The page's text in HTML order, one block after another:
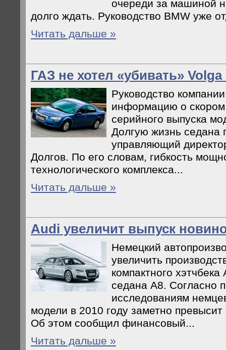
очереди за машиной
долго ждать. Руководство BMW уже
Читать дальше »
ГАЗ не хотел «убивать» Volga
Руководство
информацию о
серийного выпуска
Долгую жизнь седана
управляющий
Долгов. По его словам, гибкость
технологического комплекса...
Читать дальше »
Audi увеличит выпуск
Немецкий
увеличить
компактного
седана A8. Согласно
исследованиям
модели в 2010 году заметно
Об этом сообщил финансовый...
Читать дальше »